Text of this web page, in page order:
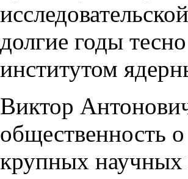
долгие годы
институтом
Виктор
общественность
крупных